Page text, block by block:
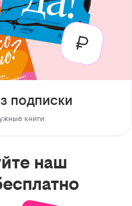
подписки
книги
наш